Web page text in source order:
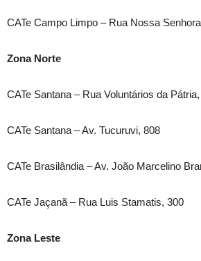
CATe Campo Limpo – Rua Nossa
Zona Norte
CATe Santana – Rua Voluntários da
CATe Santana – Av. Tucuruvi, 808
CATe Brasilândia – Av. João Marcelino
CATe Jaçanã – Rua Luis Stamatis, 300
Zona Leste